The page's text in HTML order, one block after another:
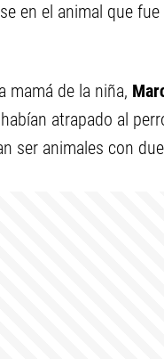
en el animal que
mamá de la niña,
habían atrapado al
ser animales con